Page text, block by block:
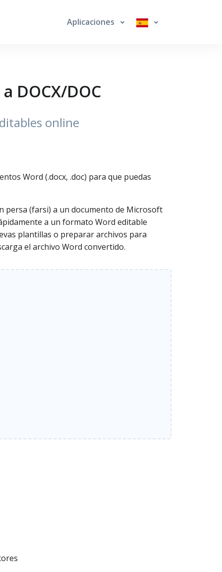
Aplicaciones
DOCX/DOC
online
Word (.docx, .doc) para que puedas
persa (farsi) a un documento de Microsoft
a un formato Word editable
plantillas o preparar archivos para
el archivo Word convertido.